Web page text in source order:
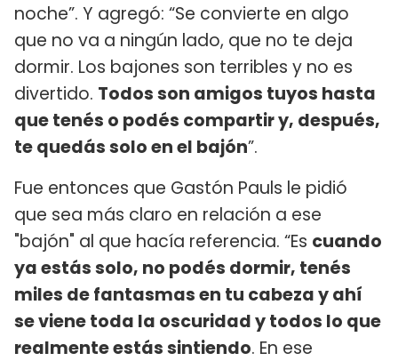
noche”. Y agregó: “Se convierte en algo
que no va a ningún lado, que no te deja
dormir. Los bajones son terribles y no es
divertido. Todos son amigos tuyos hasta
que tenés o podés compartir y, después,
te quedás solo en el bajón”.
Fue entonces que Gastón Pauls le pidió
que sea más claro en relación a ese
"bajón" al que hacía referencia. “Es cuando
ya estás solo, no podés dormir, tenés
miles de fantasmas en tu cabeza y ahí
se viene toda la oscuridad y todos lo que
realmente estás sintiendo. En ese